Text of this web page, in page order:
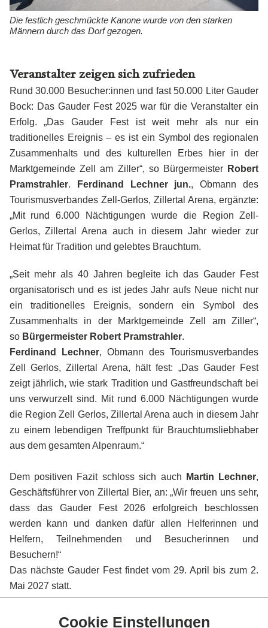
Die festlich geschmückte Kanone wurde von den starken
Männern durch das Dorf gezogen.
Veranstalter zeigen sich zufrieden
Rund 30.000 Besucher:innen und fast 50.000 Liter Gauder
Bock: Das Gauder Fest 2025 war für die Veranstalter ein
Erfolg.„Das Gauder Fest ist weit mehr als nur ein
traditionelles Ereignis – es ist ein Symbol des regionalen
Zusammenhalts und des kulturellen Erbes hier in der
Marktgemeinde Zell am Ziller“, so Bürgermeister Robert
Pramstrahler. Ferdinand Lechner jun., Obmann des
Tourismusverbandes Zell-Gerlos, Zillertal Arena, ergänzte:
„Mit rund 6.000 Nächtigungen wurde die Region Zell-
Gerlos, Zillertal Arena auch in diesem Jahr wieder zur
Heimat für Tradition und gelebtes Brauchtum.
„Seit mehr als 40 Jahren begleite ich das Gauder Fest
organisatorisch und es ist jedes Jahr aufs Neue nicht nur
ein traditionelles Ereignis, sondern ein Symbol des
Zusammenhalts in der Marktgemeinde Zell am Ziller“,
so Bürgermeister Robert Pramstrahler.
Ferdinand Lechner, Obmann des Tourismusverbandes
Zell Gerlos, Zillertal Arena, hält fest: „Das Gauder Fest
zeigt jährlich, wie stark Tradition und Gastfreundschaft bei
uns verwurzelt sind. Mit rund 6.000 Nächtigungen wurde
die Region Zell Gerlos, Zillertal Arena auch in diesem Jahr
zu einem lebendigen Treffpunkt für Brauchtumsliebhaber
aus dem gesamten Alpenraum.“
Dem positiven Fazit schloss sich auch Martin Lechner,
Geschäftsführer von Zillertal Bier, an: „Wir freuen uns sehr,
dass das Gauder Fest 2026 erfolgreich beschlossen
werden kann und danken dafür allen Helferinnen und
Helfern, Teilnehmenden und Besucherinnen und
Besuchern!“
Das nächste Gauder Fest findet vom 29. April bis zum 2.
Mai 2027 statt.
Cookie Einstellungen